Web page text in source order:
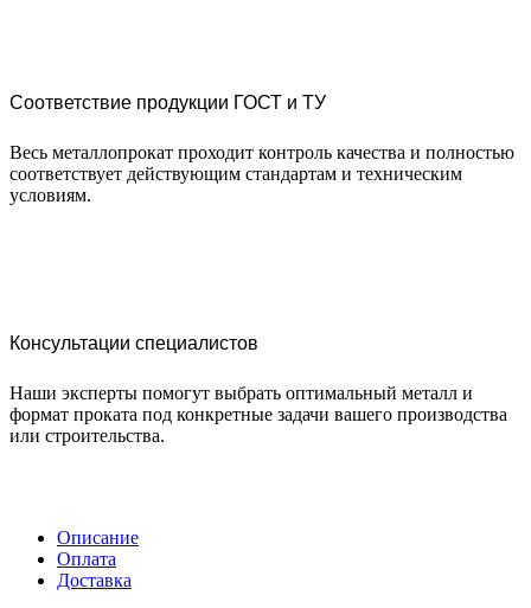
Соответствие продукции ГОСТ и ТУ
Весь металлопрокат проходит контроль качества и полностью
соответствует действующим стандартам и техническим
условиям.
Консультации специалистов
Наши эксперты помогут выбрать оптимальный металл и
формат проката под конкретные задачи вашего производства
или строительства.
Описание
Оплата
Доставка